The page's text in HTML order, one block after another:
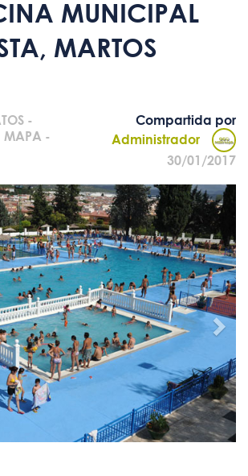
MUNICIPAL
MARTOS
-
MAPA -
Compartida por
Administrador
30/01/2017